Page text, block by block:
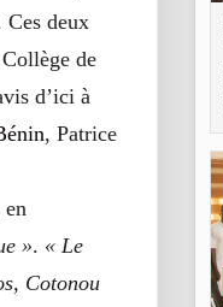
Ces deux
de
d’ici à
, Patrice
en
». « Le
Cotonou